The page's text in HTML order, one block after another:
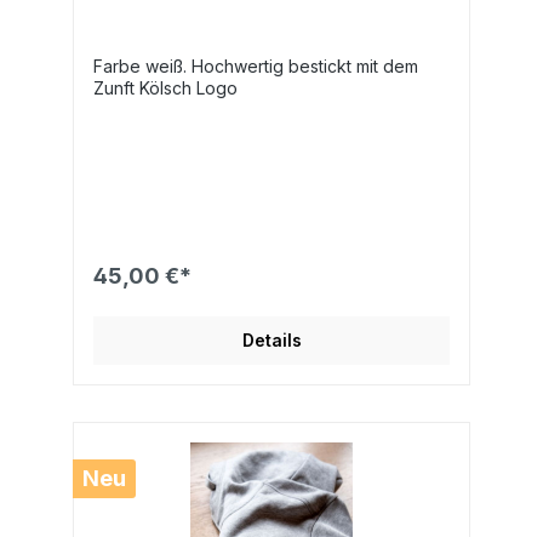
Farbe weiß. Hochwertig bestickt mit dem
Zunft Kölsch Logo
45,00 €*
Details
Neu